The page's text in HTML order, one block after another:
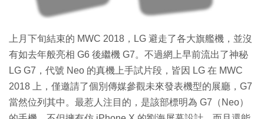
上月下旬結束的 MWC 2018，LG 避走了各大旗艦機，並沒
有如去年般亮相 G6 後繼機 G7。不過網上早前流出了神秘
LG G7，代號 Neo 的真機上手試片段，皆因 LG 在 MWC
2018 上，僅邀請了個別傳媒參觀未來發表機型的展廳，G7
當然位列其中。最惹人注目的，是該部標明為 G7（Neo）